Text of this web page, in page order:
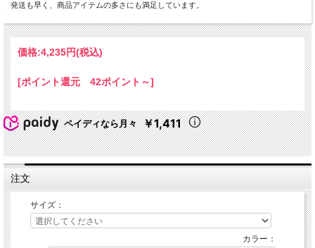
発送も早く、商品アイテムの多さにも満足しています。
価格:4,235円(税込)
[ポイント還元 42ポイント～]
ペイディなら月々 ￥1,411
注文
サイズ：
カラー：